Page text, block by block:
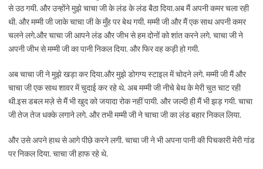
से उठ गयी. और उन्होंने मुझे चाचा जी के लंड के लंड बैठा दिया.अब मैं अपनी कमर चला रही
थी. और मम्मी जी जाके चाचा जी के मुँह पर बेथ गयी. मम्मी जी और मैं एक साथ अपनी कमर
चलने लगे.और चाचा जी आपने लंड और जीभ से हम दोनों को शांत करने लगे. चाचा जी ने
अपनी जीभ से मम्मी जी का पानी निकल दिया. और फिर वह कड़ी हो गयी.
अब चाचा जी ने मुझे खड़ा कर दिया.और मुझे डोगग्य स्टाइल में चोदने लगे. मम्मी जी मैं और
चाचा जी एक साथ शावर में चुदाई कर रहे थे. अब मम्मी जी नीचे बेथ के मेरी चुत चाट रही
थी.इस डबल मज़े से मैं भी खुद को जयादा रोक नहीं पायी. और जल्दी ही मैं भी झड़ गयी. चाचा
जी तेज तेज धक्के लगाने लगे. और तभी मम्मी जी ने चाचा जी का लंड बहार निकल लिया.
और उसे अपने हाथ से आगे पीछे करने लगी. चाचा जी ने भी अपना पानी की पिचकारी मेरी गांड
पर निकल दिया. चाचा जी हाफ रहे थे.